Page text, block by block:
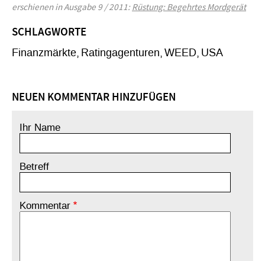
erschienen in Ausgabe 9 / 2011:Rüstung: Begehrtes Mordgerät
SCHLAGWORTE
Finanzmärkte Ratingagenturen WEED USA
NEUEN KOMMENTAR HINZUFÜGEN
Ihr Name
Betreff
Kommentar